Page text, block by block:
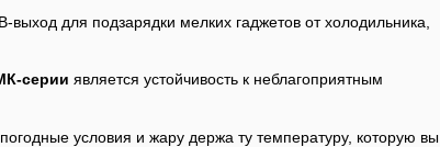
для подзарядки мелких гаджетов от холодильника,
серии является устойчивость к неблагоприятным
условия и жару держа ту температуру, которую вы